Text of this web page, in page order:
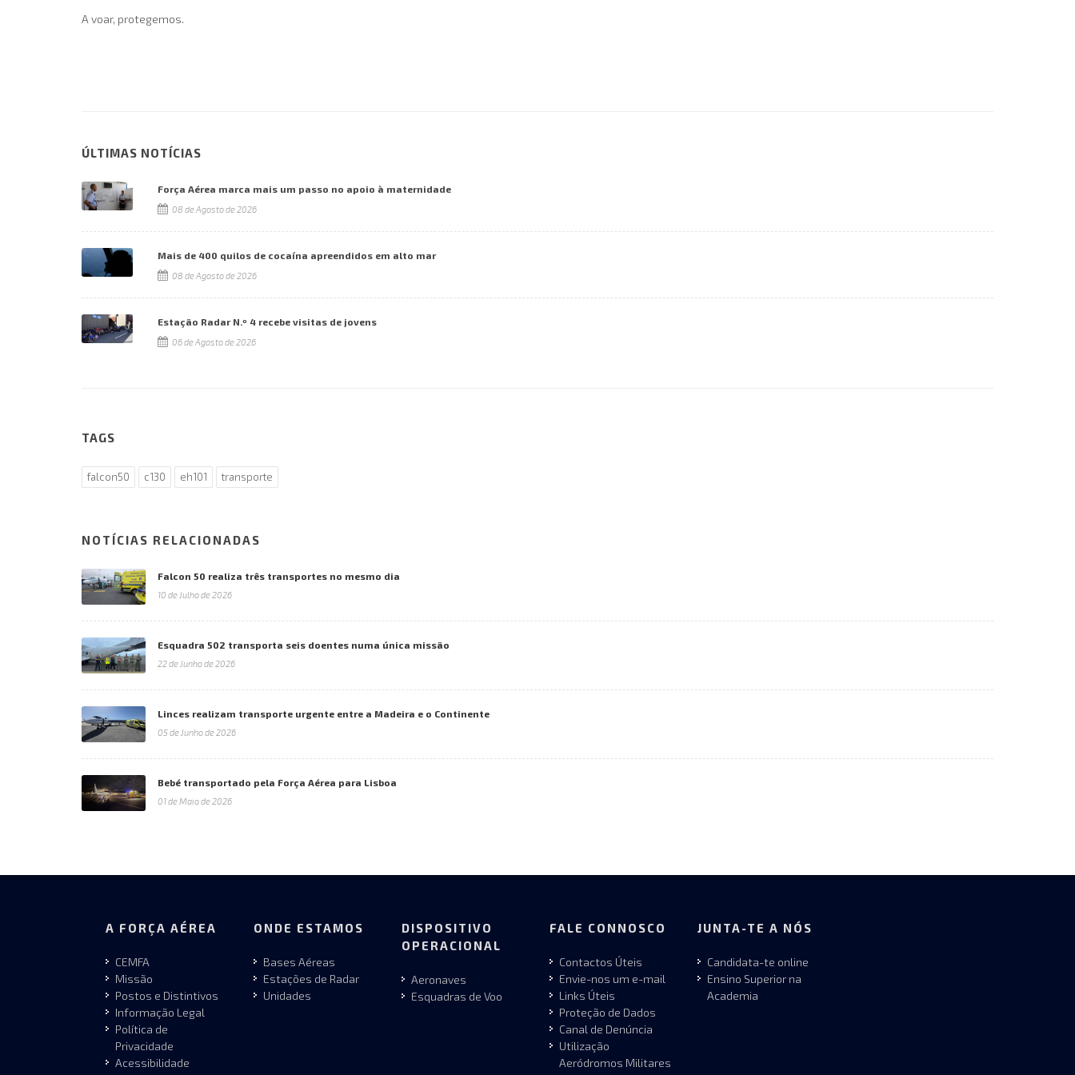
A voar, protegemos.
ÚLTIMAS NOTÍCIAS
Força Aérea marca mais um passo no apoio à maternidade
08 de Agosto de 2026
Mais de 400 quilos de cocaína apreendidos em alto mar
08 de Agosto de 2026
Estação Radar N.º 4 recebe visitas de jovens
06 de Agosto de 2026
TAGS
falcon50 c130 eh101 transporte
NOTÍCIAS RELACIONADAS
Falcon 50 realiza três transportes no mesmo dia
10 de Julho de 2026
Esquadra 502 transporta seis doentes numa única missão
22 de Junho de 2026
Linces realizam transporte urgente entre a Madeira e o Continente
05 de Junho de 2026
Bebé transportado pela Força Aérea para Lisboa
01 de Maio de 2026
A FORÇA AÉREA
CEMFA
Missão
Postos e Distintivos
Informação Legal
Política de
Privacidade
Acessibilidade
ONDE ESTAMOS
Bases Aéreas
Estações de Radar
Unidades
DISPOSITIVO
OPERACIONAL
Aeronaves
Esquadras de Voo
FALE CONNOSCO
Contactos Úteis
Envie-nos um e-mail
Links Úteis
Proteção de Dados
Canal de Denúncia
Utilização
Aeródromos Militares
JUNTA-TE A NÓS
Candidata-te online
Ensino Superior na
Academia